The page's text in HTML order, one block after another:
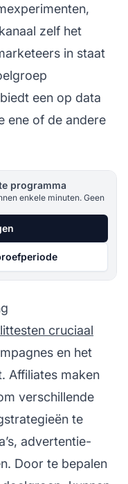
zelf het
in staat
een op data
ene of de andere
programma
enkele minuten. Geen
cruciaal
en het
Affiliates maken
verschillende
te
advertentie-
Door te bepalen